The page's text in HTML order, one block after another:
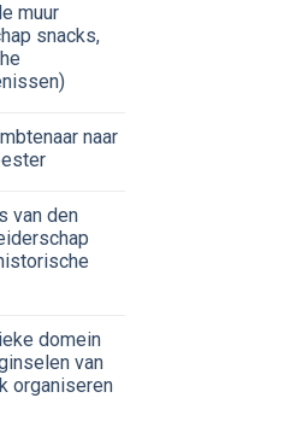
muur
snacks,
naar
van den
domein
van
organiseren